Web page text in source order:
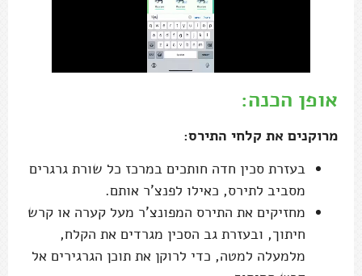
אופן הכנה:
מרוקנים את קלחי התירס:
בעזרת סכין חדה חותכים במרכז כל שורת גרגרים
מסביב לתירס, כאילו לפנצ'ר אותם.
מחזיקים את התירס המפונצ'ר מעל קערה או קרש
חיתוך, ובעזרת גב הסכין מגרדים את הקלח,
מלמעלה למטה, כדי לרוקן את תוכן הגרגירים אל